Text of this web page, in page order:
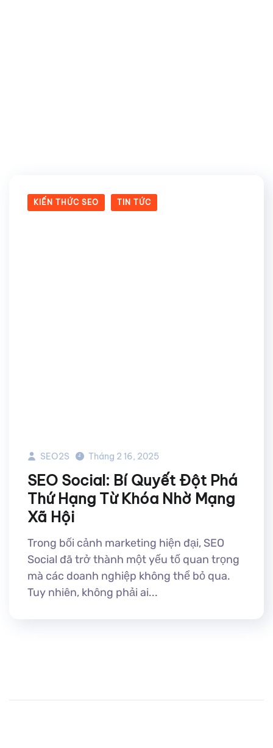
KIẾN THỨC SEO TIN TỨC
SEO2S Tháng 2 16, 2025
SEO Social: Bí Quyết Đột Phá
Thứ Hạng Từ Khóa Nhờ Mạng
Xã Hội
Trong bối cảnh marketing hiện đại, SEO
Social đã trở thành một yếu tố quan trọng
mà các doanh nghiệp không thể bỏ qua.
Tuy nhiên, không phải ai...